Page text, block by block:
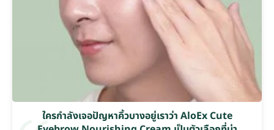
ใครกำลังเจอปัญหาคิ้วบางอยู่เราว่า AloEx Cute